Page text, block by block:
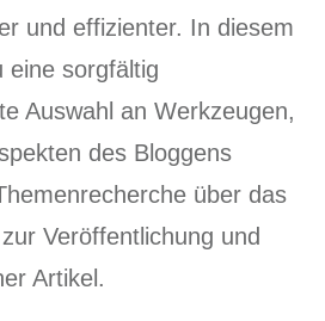
und effizienter. In diesem
eine sorgfältig
Auswahl an Werkzeugen,
des Bloggens
über das
Veröffentlichung und
Artikel.